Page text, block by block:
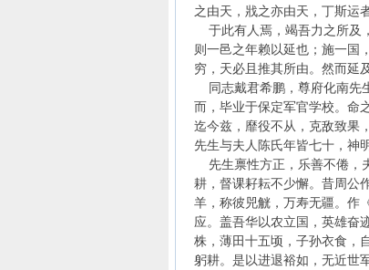
之由天，戕之亦由天，丁斯运
于此有人焉，竭吾力之所及
则一邑之年赖以延也；施一国
穷，天必且推其所由。然而延
同志戴君希鹏，尊府化南先
而，毕业于保定军官学校。命
迄今兹，靡役不从，克敌致果
先生与夫人陈氏年皆七十，神
先生禀性方正，乐善不倦，
耕，督课耔耘不少懈。昔周公
羊，称彼兕觥，万寿无疆。作
应。盖吾华以农立国，英雄奋
株，薄田十五顷，子孙衣食，
躬耕。是以进退裕如，无近世